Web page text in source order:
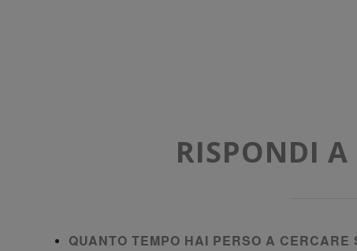
RISPONDI A
QUANTO TEMPO HAI PERSO A